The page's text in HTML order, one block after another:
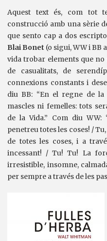
Aquest text és, com tot
construcció amb una sèrie
que sento cap a dos
Blai Bonet (o sigui, WW i BB
vida trobar elements que
de casualitats, de
connexions constants i
diu BB: “En el regne de
mascles ni femelles: tots
de la Vida.” Com diu WW:
penetreu totes les coses! /
de totes les coses, i a
incessant! / Tu! Tu! La
irresistible, insomne,
per sempre a través de les